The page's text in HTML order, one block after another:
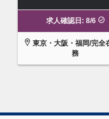
求人確認日: 8/6
東京・大阪・福岡/完全
務